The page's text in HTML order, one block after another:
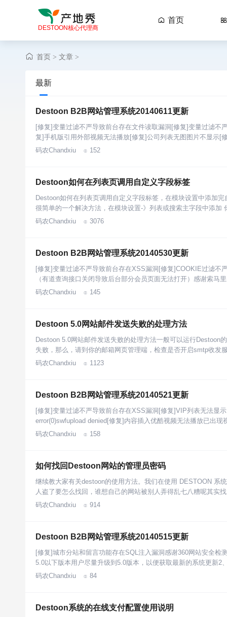
DESTOON核心代理商
 首页 
首页 > 文章 >
最新
Destoon B2B网站管理系统20140611更新
[修复]变量过滤不严导致前台存在文件读取漏洞[修复]变量过滤不
复]手机版引用外部视频无法播放[修复]公司列表无图图片不显示[
码农Chandxiu
 152
Destoon如何在列表页调用自定义字段标签
Destoon如何在列表页调用自定义字段标签，在模块设置中添加
很简单的一个解决方法，在模块设置-》列表或搜索主字段中添加
码农Chandxiu
 3076
Destoon B2B网站管理系统20140530更新
[修复]变量过滤不严导致前台存在XSS漏洞[修复]COOKIE过滤不
（有道查询接口关闭导致后台部分会员页面无法打开）感谢索马
码农Chandxiu
 145
Destoon 5.0网站邮件发送失败的处理方法
Destoon 5.0网站邮件发送失败的处理方法一般可以运行Destoon
失败，那么，请到你的邮箱网页管理端，检查是否开启smtp收发
码农Chandxiu
 1123
Destoon B2B网站管理系统20140521更新
[修复]变量过滤不严导致前台存在XSS漏洞[修复]VIP列表无法显
error(0)swfupload denied[修复]内容插入优酷视频无法播放已出
码农Chandxiu
 158
如何找回Destoon网站的管理员密码
继续教大家有关destoon的使用方法。我们在使用 DESTOON 系
人盗了要怎么找回，谁想自己的网站被别人弄得乱七八糟呢其实
码农Chandxiu
 914
Destoon B2B网站管理系统20140515更新
[修复]城市分站和留言功能存在SQL注入漏洞感谢360网站安全检
5.0以下版本用户尽量升级到5.0版本，以便获取最新的系统更新2
码农Chandxiu
 84
Destoon系统的在线支付配置使用说明